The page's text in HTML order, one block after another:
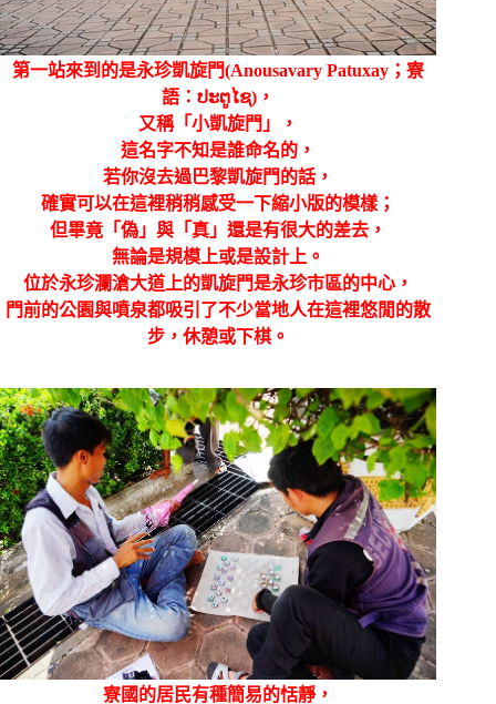
第一站來到的是永珍凱旋門(Anousavary Patuxay；寮
語：ປະຕູໄຊ) ，
又稱「小凱旋門」
，
這名字不知是誰命名的，
若你沒去過巴黎凱旋門的話，
確實可以在這裡稍稍感受一下縮小版的模樣；
但畢竟 「偽」與 「真」還是有很大的差去，
無論是規模上或是設計上。
位於永珍瀾滄大道上的凱旋門是永珍市區的中心，
門前的公園與噴泉都吸引了不少當地人在這裡悠閒的散
步，休憩或下棋。
寮國的居民有種簡易的恬靜，